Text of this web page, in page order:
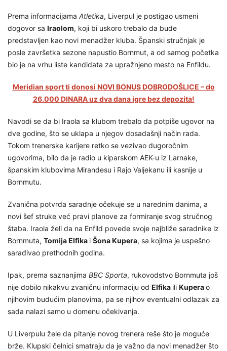
Prema informacijama Atletika, Liverpul je postigao usmeni
dogovor sa Iraolom, koji bi uskoro trebalo da bude
predstavljen kao novi menadžer kluba. Španski stručnjak je
posle završetka sezone napustio Bornmut, a od samog početka
bio je na vrhu liste kandidata za upražnjeno mesto na Enfildu.
Meridian sport ti donosi NOVI BONUS DOBRODOŠLICE – do
26.000 DINARA uz dva dana igre bez depozita!
Navodi se da bi Iraola sa klubom trebalo da potpiše ugovor na
dve godine, što se uklapa u njegov dosadašnji način rada.
Tokom trenerske karijere retko se vezivao dugoročnim
ugovorima, bilo da je radio u kiparskom AEK-u iz Larnake,
španskim klubovima Mirandesu i Rajo Valjekanu ili kasnije u
Bornmutu.
Zvanična potvrda saradnje očekuje se u narednim danima, a
novi šef struke već pravi planove za formiranje svog stručnog
štaba. Iraola želi da na Enfild povede svoje najbliže saradnike iz
Bornmuta, Tomija Elfika i Šona Kupera, sa kojima je uspešno
sarađivao prethodnih godina.
Ipak, prema saznanjima BBC Sporta, rukovodstvo Bornmuta još
nije dobilo nikakvu zvaničnu informaciju od Elfika ili Kuperao
njihovim budućim planovima, pa se njihov eventualni odlazak za
sada nalazi samo u domenu očekivanja.
U Liverpulu žele da pitanje novog trenera reše što je moguće
brže. Klupski čelnici smatraju da je važno da novi menadžer što